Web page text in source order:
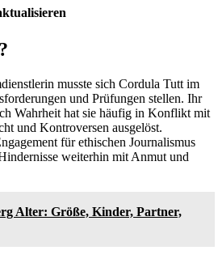
musste sich Cordula Tutt im
und Prüfungen stellen. Ihr
Wahrheit hat sie häufig in Konflikt mit
und Kontroversen ausgelöst.
für ethischen Journalismus
weiterhin mit Anmut und
Alter: Größe, Kinder, Partner,